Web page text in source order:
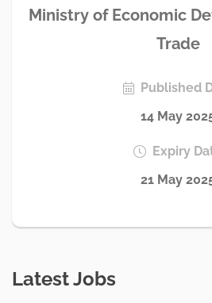
Ministry of Economic
Trade
Published
14 May
Expiry
21 May
Latest Jobs